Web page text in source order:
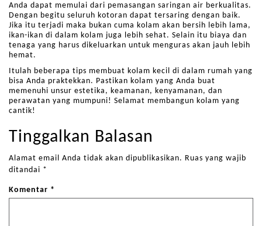
Anda dapat memulai dari pemasangan saringan air berkualitas.
Dengan begitu seluruh kotoran dapat tersaring dengan baik.
Jika itu terjadi maka bukan cuma kolam akan bersih lebih lama,
ikan-ikan di dalam kolam juga lebih sehat. Selain itu biaya dan
tenaga yang harus dikeluarkan untuk menguras akan jauh lebih
hemat.
Itulah beberapa tips membuat kolam kecil di dalam rumah yang
bisa Anda praktekkan. Pastikan kolam yang Anda buat
memenuhi unsur estetika, keamanan, kenyamanan, dan
perawatan yang mumpuni! Selamat membangun kolam yang
cantik!
Tinggalkan Balasan
Alamat email Anda tidak akan dipublikasikan. Ruas yang wajib
ditandai *
Komentar *